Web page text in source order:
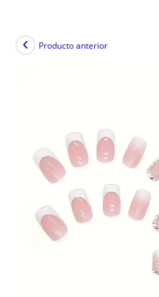
Producto anterior